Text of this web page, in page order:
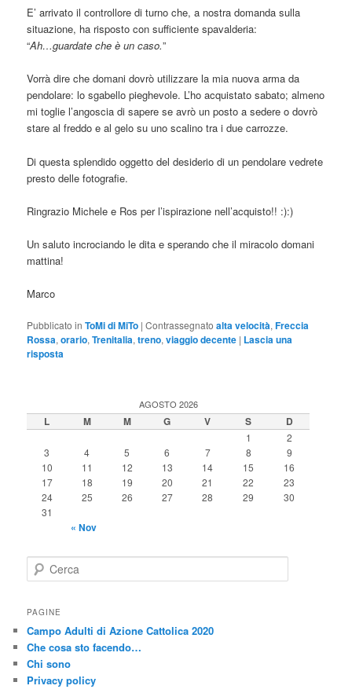
E’ arrivato il controllore di turno che, a nostra domanda sulla
situazione, ha risposto con sufficiente spavalderia:
“Ah…guardate che è un caso.”
Vorrà dire che domani dovrò utilizzare la mia nuova arma da
pendolare: lo sgabello pieghevole. L’ho acquistato sabato; almeno
mi toglie l’angoscia di sapere se avrò un posto a sedere o dovrò
stare al freddo e al gelo su uno scalino tra i due carrozze.
Di questa splendido oggetto del desiderio di un pendolare vedrete
presto delle fotografie.
Ringrazio Michele e Ros per l’ispirazione nell’acquisto!! :):)
Un saluto incrociando le dita e sperando che il miracolo domani
mattina!
Marco
Pubblicato in ToMi di MiTo |Contrassegnato alta velocità,Freccia
Rossa,orario,Trenitalia,treno,viaggio decente | Lascia una
risposta
AGOSTO 2026
L M M G V S D
1
2
3
4 5 6 7 8
9
10
11 12 13 14 15
16
17
18 19 20 21 22
23
24
25 26 27 28 29
30
31
« Nov
e
c
PAGINE
Campo Adulti di Azione Cattolica 2020
Che cosa sto facendo…
Chi sono
Privacy policy